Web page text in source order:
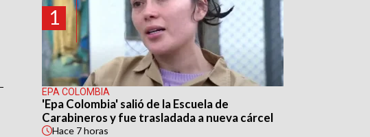
1
EPA COLOMBIA
'Epa Colombia' salió de la Escuela de
Carabineros y fue trasladada a nueva cárcel
Hace 7 horas